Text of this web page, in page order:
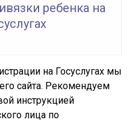
ребенка на
на Госуслугах мы
сайта. Рекомендуем
инструкцией
лица по